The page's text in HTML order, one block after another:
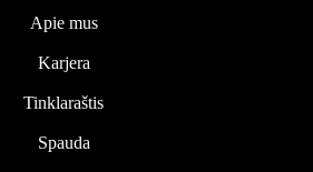
Apie mus
Karjera
Tinklaraštis
Spauda